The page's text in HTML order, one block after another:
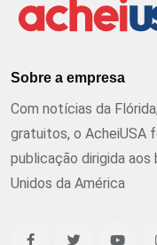
Sobre a empresa
Com notícias da
gratuitos, o AcheiUSA
publicação dirigida
Unidos da América